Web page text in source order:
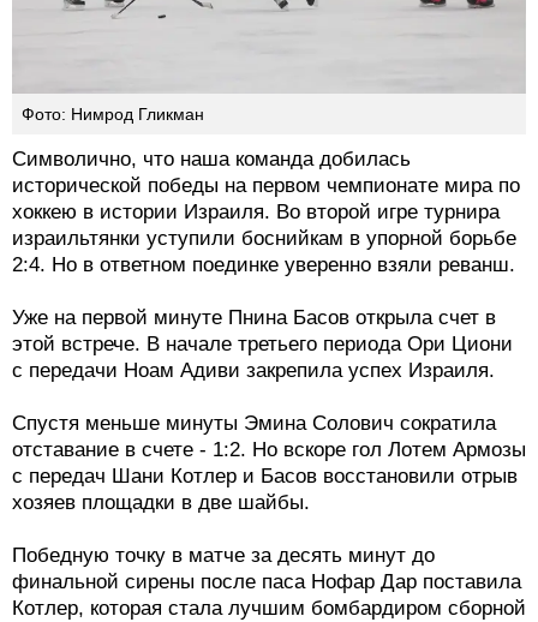
Фото: Нимрод Гликман
Символично, что наша команда добилась
исторической победы на первом чемпионате мира по
хоккею в истории Израиля. Во второй игре турнира
израильтянки уступили боснийкам в упорной борьбе
2:4. Но в ответном поединке уверенно взяли реванш.
Уже на первой минуте Пнина Басов открыла счет в
этой встрече. В начале третьего периода Ори Циони
с передачи Ноам Адиви закрепила успех Израиля.
Спустя меньше минуты Эмина Солович сократила
отставание в счете - 1:2. Но вскоре гол Лотем Армозы
с передач Шани Котлер и Басов восстановили отрыв
хозяев площадки в две шайбы.
Победную точку в матче за десять минут до
финальной сирены после паса Нофар Дар поставила
Котлер, которая стала лучшим бомбардиром сборной